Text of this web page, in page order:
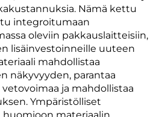
Nämä kettu
integroitumaan
oleviin pakkauslaitteisiin,
lisäinvestoinneille uuteen
mahdollistaa
näkyvyyden, parantaa
ja mahdollistaa
Ympäristölliset